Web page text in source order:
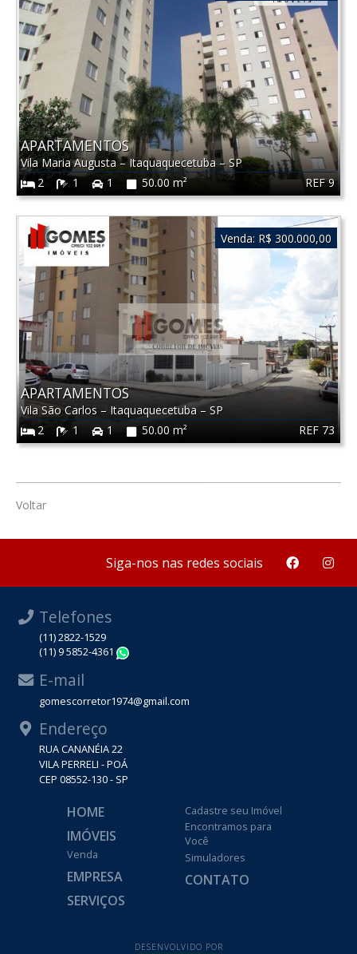
REF 9
APARTAMENTOS
Vila Maria Augusta–Itaquaquecetuba–SP
2
1 1 50.00 m²
REF 73
APARTAMENTOS
Vila São Carlos – Itaquaquecetuba– SP
2
1 1 50.00 m²
Venda: R$ 300.000,00
Voltar
Siga-nos nas redes sociais
Telefones
(11) 2822-1529
(11) 9 5852-4361
E-mail
gomescorretor1974@gmail.com
Endereço
RUA CANANÉIA 22
VILA PERRELI - POÁ
CEP 08552-130 - SP
HOME
IMÓVEIS
Venda
EMPRESA
SERVIÇOS
Cadastre seu Imóvel
Encontramos para
Você
Simuladores
CONTATO
DESENVOLVIDO POR